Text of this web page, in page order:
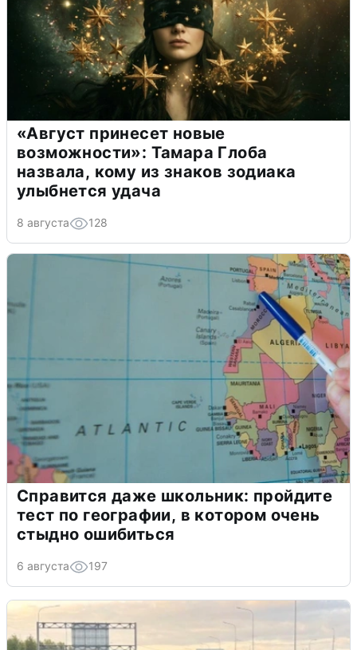
«Август принесет новые
возможности»: Тамара Глоба
назвала, кому из знаков зодиака
улыбнется удача
8 августа 128
Справится даже школьник: пройдите
тест по географии, в котором очень
стыдно ошибиться
6 августа 197